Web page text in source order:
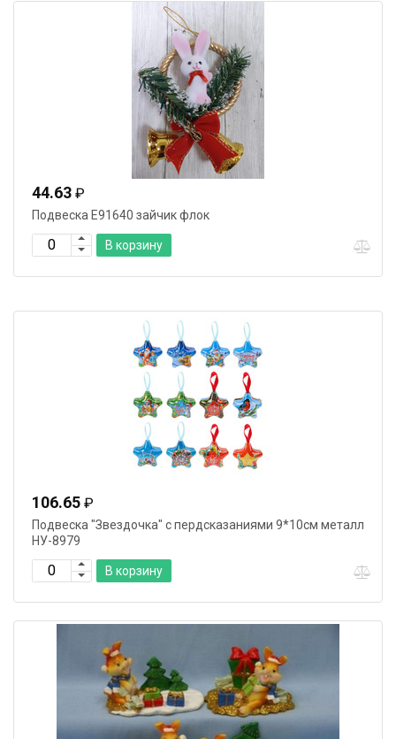
44.63 ₽
Подвеска Е91640 зайчик флок
В корзину
106.65 ₽
Подвеска "Звездочка" с пердсказаниями 9*10см металл
НУ-8979
В корзину